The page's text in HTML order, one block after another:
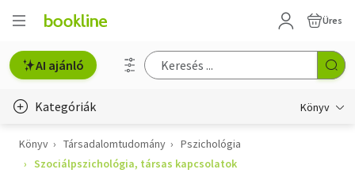
Üres
AI ajánló
Kategóriák Könyv
Életmód, egészség
Könyv Társadalomtudomány
Pszichológia
Szociálpszichológia, társas kapcsolatok